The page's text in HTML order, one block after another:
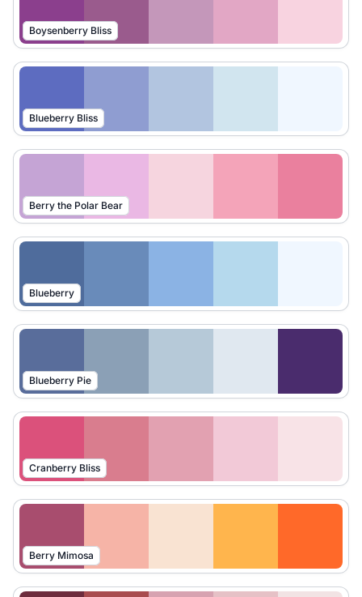
Boysenberry Bliss
Blueberry Bliss
Berry the Polar Bear
Blueberry
Blueberry Pie
Cranberry Bliss
Berry Mimosa